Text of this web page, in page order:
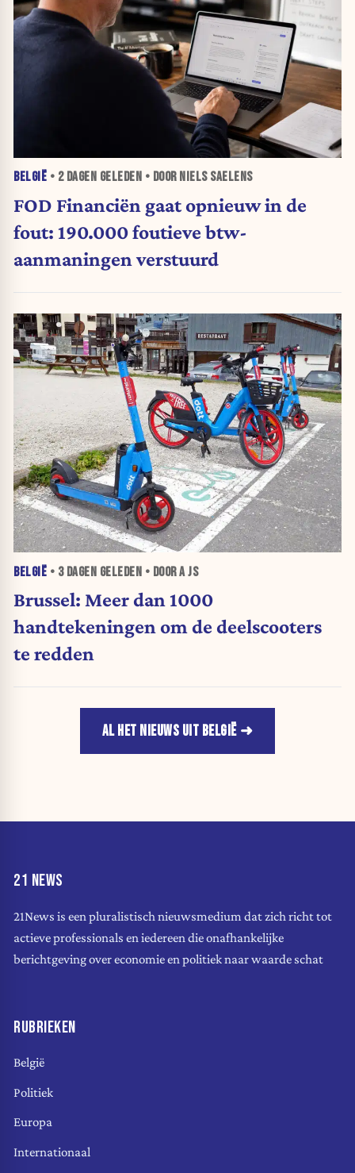
BELGIË • 2 DAGEN GELEDEN • DOOR NIELS SAELENS
FOD Financiën gaat opnieuw in de
fout: 190.000 foutieve btw-
aanmaningen verstuurd
BELGIË • 3 DAGEN GELEDEN • DOOR A JS
Brussel: Meer dan 1000
handtekeningen om de deelscooters
te redden
AL HET NIEUWS UIT BELGIË
21 NEWS
21News is een pluralistisch nieuwsmedium dat zich richt tot
actieve professionals en iedereen die onafhankelijke
berichtgeving over economie en politiek naar waarde schat
RUBRIEKEN
België
Politiek
Europa
Internationaal